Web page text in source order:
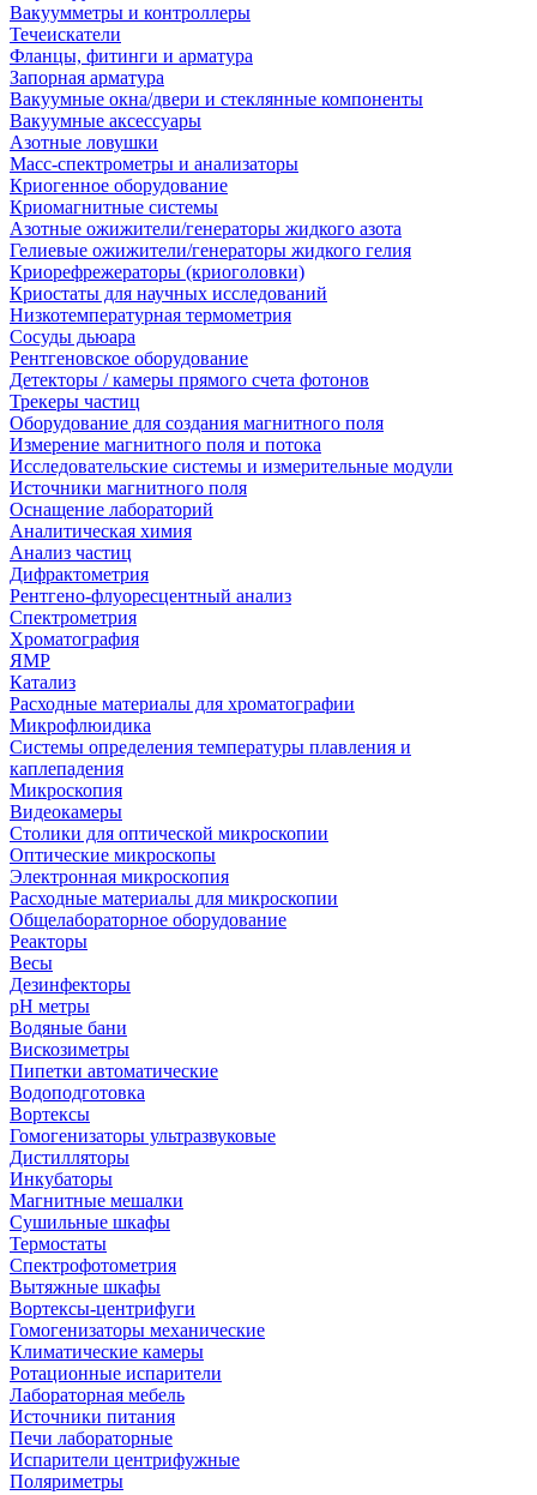
Вакуумметры и контроллеры
Течеискатели
Фланцы, фитинги и арматура
Запорная арматура
Вакуумные окна/двери и стеклянные компоненты
Вакуумные аксессуары
Азотные ловушки
Масс-спектрометры и анализаторы
Криогенное оборудование
Криомагнитные системы
Азотные ожижители/генераторы жидкого азота
Гелиевые ожижители/генераторы жидкого гелия
Криорефрежераторы (криоголовки)
Криостаты для научных исследований
Низкотемпературная термометрия
Сосуды дьюара
Рентгеновское оборудование
Детекторы / камеры прямого счета фотонов
Трекеры частиц
Оборудование для создания магнитного поля
Измерение магнитного поля и потока
Исследовательские системы и измерительные модули
Источники магнитного поля
Оснащение лабораторий
Аналитическая химия
Анализ частиц
Дифрактометрия
Рентгено-флуоресцентный анализ
Спектрометрия
Хроматография
ЯМР
Катализ
Расходные материалы для хроматографии
Микрофлюидика
Системы определения температуры плавления и
каплепадения
Микроскопия
Видеокамеры
Столики для оптической микроскопии
Оптические микроскопы
Электронная микроскопия
Расходные материалы для микроскопии
Общелабораторное оборудование
Реакторы
Весы
Дезинфекторы
рН метры
Водяные бани
Вискозиметры
Пипетки автоматические
Водоподготовка
Вортексы
Гомогенизаторы ультразвуковые
Дистилляторы
Инкубаторы
Магнитные мешалки
Сушильные шкафы
Термостаты
Спектрофотометрия
Вытяжные шкафы
Вортексы-центрифуги
Гомогенизаторы механические
Климатические камеры
Ротационные испарители
Лабораторная мебель
Источники питания
Печи лабораторные
Испарители центрифужные
Поляриметры